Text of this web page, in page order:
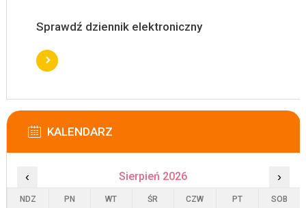
Sprawdź dziennik elektroniczny
KALENDARZ
‹ Sierpień 2026 ›
NDZ PN WT ŚR CZW PT SOB